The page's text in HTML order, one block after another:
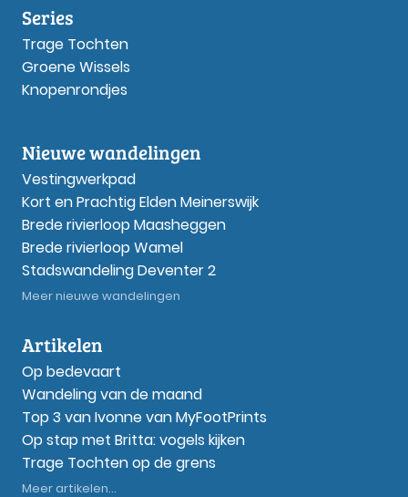
Series
Trage Tochten
Groene Wissels
Knopenrondjes
Nieuwe wandelingen
Vestingwerkpad
Kort en Prachtig Elden Meinerswijk
Brede rivierloop Maasheggen
Brede rivierloop Wamel
Stadswandeling Deventer 2
Meer nieuwe wandelingen
Artikelen
Op bedevaart
Wandeling van de maand
Top 3 van Ivonne van MyFootPrints
Op stap met Britta: vogels kijken
Trage Tochten op de grens
Meer artikelen...